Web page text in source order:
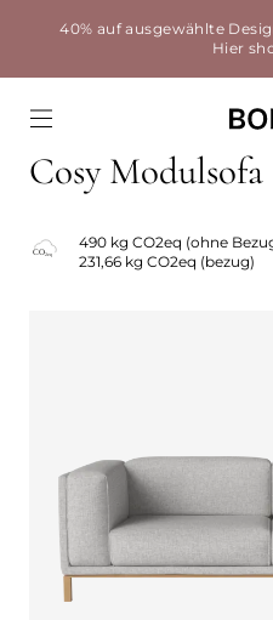
40% auf ausgewählte
Hier
Cosy Modulsofa
490 kg CO2eq (ohne
231,66 kg CO2eq (bezug)